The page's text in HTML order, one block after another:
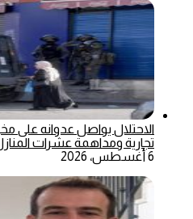
الاحتلال يواصل عدوانه على
تجارية ومداهمة عشرات
6 أغسطس، 2026